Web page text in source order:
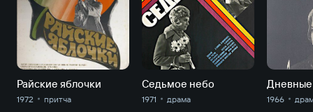
Райские яблочки
1972 притча
Седьмое небо
1971 драма 1966